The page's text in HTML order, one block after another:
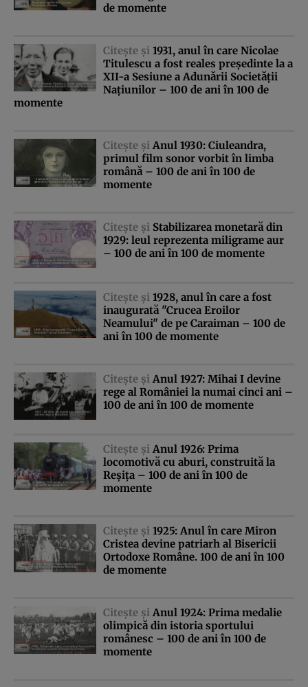
de momente
Citeşte şi 1931, anul în care Nicolae
Titulescu a fost reales preşedinte la a
XII-a Sesiune a Adunării Societăţii
Naţiunilor – 100 de ani în 100 de
momente
Citeşte şi Anul 1930: Ciuleandra,
primul film sonor vorbit în limba
română – 100 de ani în 100 de
momente
Citeşte şi Stabilizarea monetară din
1929: leul reprezenta miligrame aur
– 100 de ani în 100 de momente
Citeşte şi 1928, anul în care a fost
inaugurată "Crucea Eroilor
Neamului" de pe Caraiman – 100 de
ani în 100 de momente
Citeşte şi Anul 1927: Mihai I devine
rege al României la numai cinci ani –
100 de ani în 100 de momente
Citeşte şi Anul 1926: Prima
locomotivă cu aburi, construită la
Reşiţa – 100 de ani în 100 de
momente
Citeşte şi 1925: Anul în care Miron
Cristea devine patriarh al Bisericii
Ortodoxe Române. 100 de ani în 100
de momente
Citeşte şi Anul 1924: Prima medalie
olimpică din istoria sportului
românesc – 100 de ani în 100 de
momente